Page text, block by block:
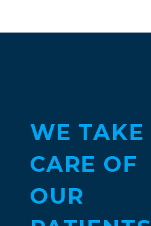
WE TAKE
CARE OF
OUR